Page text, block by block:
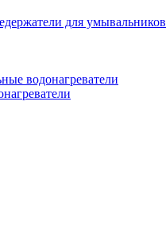
для умывальников
водонагреватели